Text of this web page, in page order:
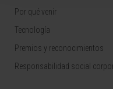
Por qué venir
Tecnología
Premios y reconocimientos
Responsabilidad social